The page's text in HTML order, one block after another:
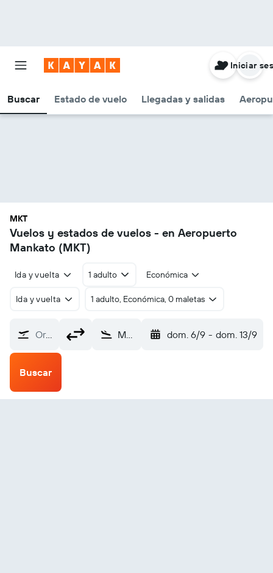
Buscar Estado de vuelo Llegadas y salidas
Iniciar
MKT
Vuelos y estados de vuelos - en Aeropuerto
Mankato (MKT)
Ida y vuelta 1 adulto Económica
Ida y vuelta 1 adulto, Económica, 0 maletas
Origen Mankato (MKT) dom. 6/9 - dom. 13/9
Buscar